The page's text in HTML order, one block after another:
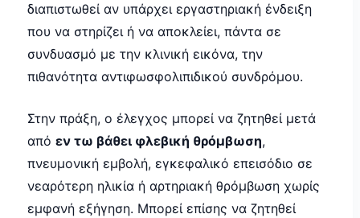
διαπιστωθεί αν υπάρχει εργαστηριακή ένδειξη
που να στηρίζει ή να αποκλείει, πάντα σε
συνδυασμό με την κλινική εικόνα, την
πιθανότητα αντιφωσφολιπιδικού συνδρόμου.
Στην πράξη, ο έλεγχος μπορεί να ζητηθεί μετά
από εν τω βάθει φλεβική θρόμβωση,
πνευμονική εμβολή, εγκεφαλικό επεισόδιο σε
νεαρότερη ηλικία ή αρτηριακή θρόμβωση χωρίς
εμφανή εξήγηση. Μπορεί επίσης να ζητηθεί